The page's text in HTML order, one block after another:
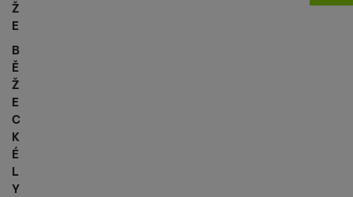
Ž
E
B
Ě
Ž
E
C
K
É
L
Y